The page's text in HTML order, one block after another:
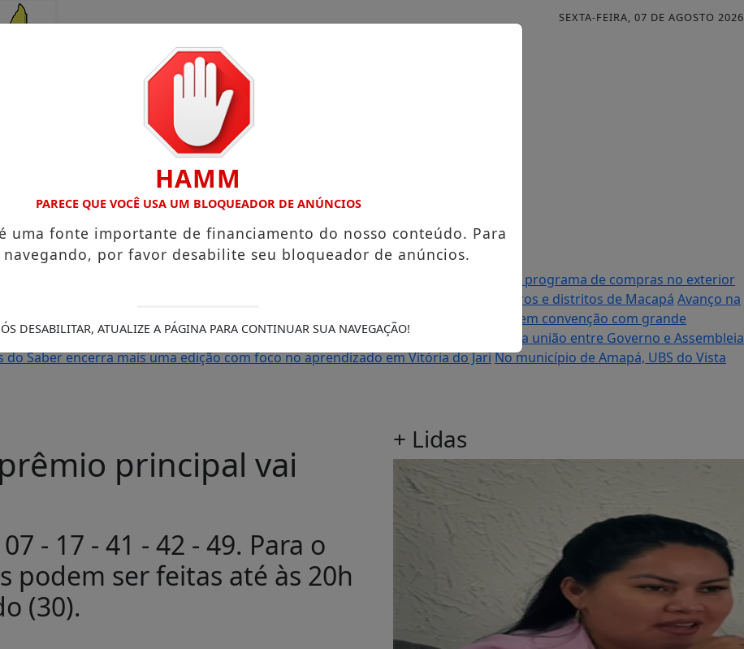
SEXTA-FEIRA, 07 DE AGOSTO 2026
Grande com atuação voltada ao município
Receita Federal anuncia mudanças no programa de compras no exterior
Musa e Mister Verão 2026 segue definindo finalistas do concurso contemplando bairros e distritos de Macapá Avanço na
de Amapá
MDB oficializa candidatura de Carol Monteiro à Assembleia Legislativa em convenção com grande
comunidades da BR-210 em Pedra Branca do AmapariSenador Randolfe destaca união entre Governo e Assembleia
do Saber encerra mais uma edição com foco no aprendizado em Vitória do JariNo município de Amapá, UBS do Vista
principal vai
- 17 - 41 - 42 - 49. Para o
podem ser feitas até às 20h
(30).
+ Lidas
HAMM
PARECE QUE VOCÊ USA UM BLOQUEADOR DE ANÚNCIOS
uma fonte importante de financiamento do nosso conteúdo. Para
por favor desabilite seu bloqueador de anúncios.
DESABILITAR, ATUALIZE A PÁGINA PARA CONTINUAR SUA NAVEGAÇÃO!